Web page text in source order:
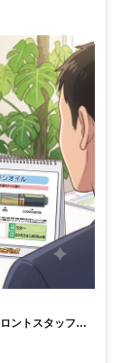
ントスタッフ募